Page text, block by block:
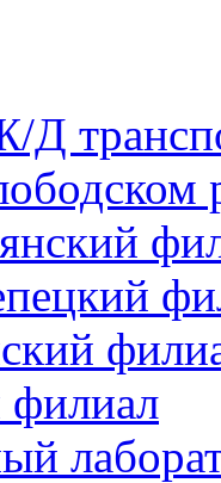
Д
филиал